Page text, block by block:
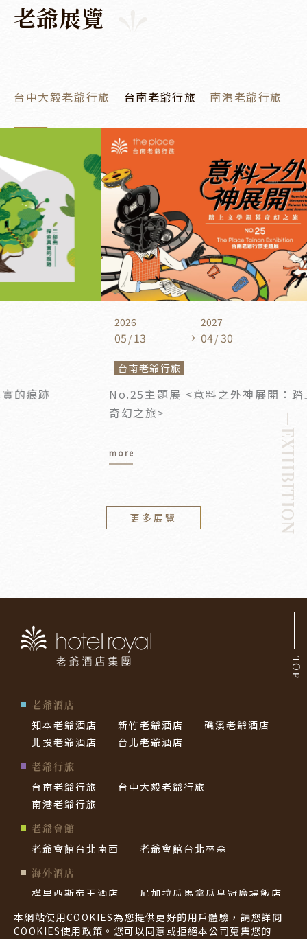
老爺展覽
－EXHIBITION
台中大毅老爺行旅 台南老爺行旅 南港老爺行旅
2027
/30
No.25主題展 <意料之外神展開：踏上文學銀幕
更多展覽
本網站使用COOKIES為您提供更好的用戶體驗，請您詳閱
COOKIES使用政策。您可以同意或拒絕本公司蒐集您的
TOP
老爺酒店
知本老爺酒店
新竹老爺酒店
礁溪老爺酒店
北投老爺酒店
台北老爺酒店
老爺行旅
台南老爺行旅
台中大毅老爺行旅
南港老爺行旅
老爺會館
老爺會館台北南西
老爺會館台北林森
海外酒店
模里西斯帝王酒店
尼加拉瓜馬拿瓜皇冠廣場飯店
帛琉老爺酒店
西貢老爺酒店